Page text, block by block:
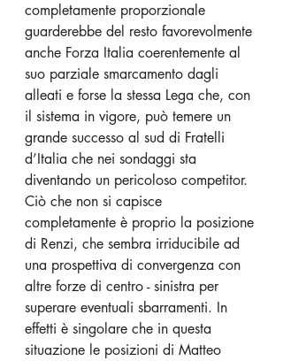
completamente proporzionale
guarderebbe del resto favorevolmente
anche Forza Italia coerentemente al
suo parziale smarcamento dagli
alleati e forse la stessa Lega che, con
il sistema in vigore, può temere un
grande successo al sud di Fratelli
d’Italia che nei sondaggi sta
diventando un pericoloso competitor.
Ciò che non si capisce
completamente è proprio la posizione
di Renzi, che sembra irriducibile ad
una prospettiva di convergenza con
altre forze di centro - sinistra per
superare eventuali sbarramenti. In
effetti è singolare che in questa
situazione le posizioni di Matteo